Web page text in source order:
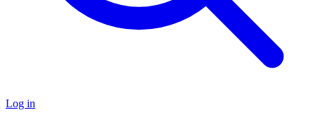
Log in